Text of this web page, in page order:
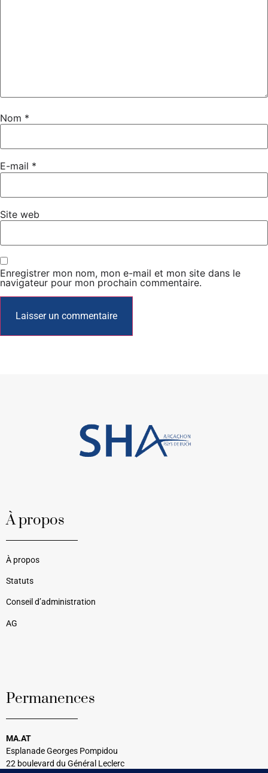
Nom *
E-mail *
Site web
Enregistrer mon nom, mon e-mail et mon site dans le
navigateur pour mon prochain commentaire.
À propos
À propos
Statuts
Conseil d’administration
AG
Permanences
MA.AT
Esplanade Georges Pompidou
22 boulevard du Général Leclerc